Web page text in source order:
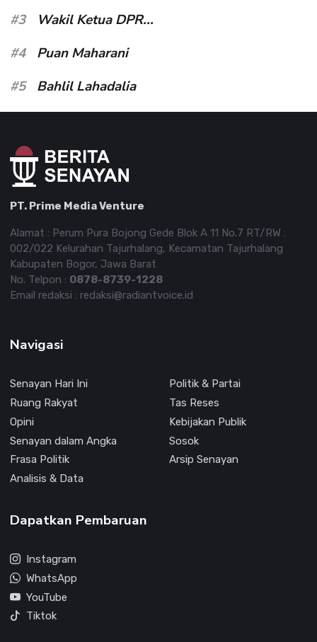
#3
Wakil Ketua DPR...
#4
Puan Maharani
#5
Bahlil Lahadalia
PT. Prime Media Venture
Alamat : Perum Pura Bojong Gede Blok A 11 No.7 RT/RW :
002/022 Kelurahan Tajurhalang, Kecamatan Tajurhalang
Kabupaten Bogor, Jawa Barat
No. Telpon : 0878-8739-1228
Email redaksi : redaksi@radiantvoice.id
Navigasi
Senayan Hari Ini
Politik & Partai
Ruang Rakyat
Tas Reses
Opini
Kebijakan Publik
Senayan dalam Angka
Sosok
Frasa Politik
Arsip Senayan
Analisis & Data
Dapatkan Pembaruan
Instagram
WhatsApp
YouTube
Tiktok